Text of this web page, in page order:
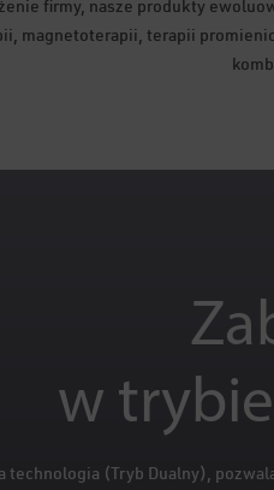
firmy, nasze produkty
magnetoterapii, terapii
w
technologia (Tryb Dualny),